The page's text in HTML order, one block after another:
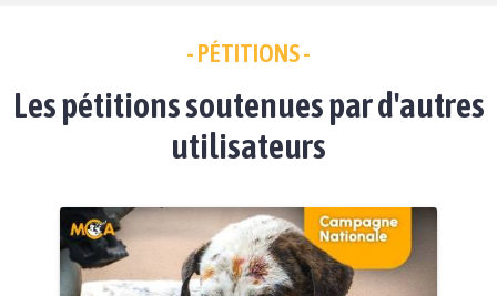
- PÉTITIONS -
Les pétitions soutenues par d'autres
utilisateurs